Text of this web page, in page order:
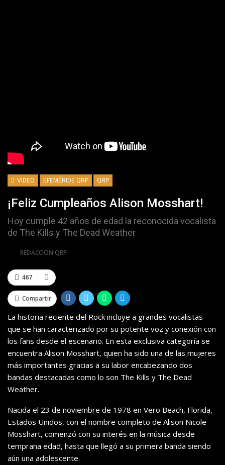
VIDEO EFEMÉRIDE QRP QRP
¡Feliz Cumpleaños Alison Mosshart!
Hoy cumple 42 años de edad la reconocida vocalista
de The Kills y The Dead Weather
REDACCIÓN QRP
467
Compartir
La historia reciente del Rock incluye a grandes vocalistas
que se han caracterizado por su potente voz y conexión con
los fans desde el escenario. En esta exclusiva categoría se
encuentra Alison Mosshart, quien ha sido una de las mujeres
más importantes gracias a su labor encabezando dos
bandas destacadas como lo son The Kills y The Dead
Weather.
Nacida el 23 de noviembre de 1978 en Vero Beach, Florida,
Estados Unidos, con el nombre completo de Alison Nicole
Mosshart, comenzó con su interés en la música desde
temprana edad, hasta que llegó a su primera banda siendo
aún una adolescente.